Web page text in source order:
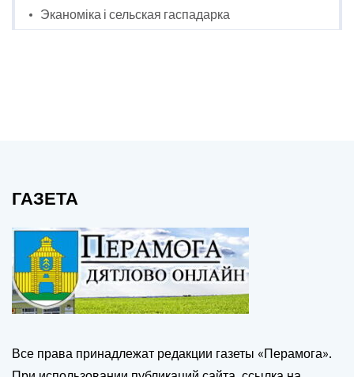
Эканоміка і сельская гаспадарка
ГАЗЕТА
Все права принадлежат редакции газеты «Перамога».